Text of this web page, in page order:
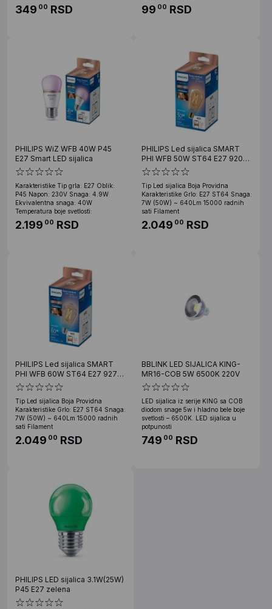
349 00 RSD 99 00 RSD
PHILIPS WiZ WFB 40W P45
E27 Smart LED sijalica
Karakteristike Tip grla: E27 Oblik:
P45 Napon: 230V Snaga: 4.9W
Ekvivalentna snaga: 40W
Temperatura boje svetlosti:
2.199 00 RSD
PHILIPS Led sijalica SMART
PHI WFB 50W ST64 E27 920-
50 Amb 1PF/6
Tip Led sijalica Boja Providna
Karakteristike Grlo: E27 ST64 Snaga:
7W (50W) ~ 640Lm 15000 radnih
sati Filament
2.049 00 RSD
PHILIPS Led sijalica SMART
PHI WFB 60W ST64 E27 927-
65 CL 1PF/6
Tip Led sijalica Boja Providna
Karakteristike Grlo: E27 ST64 Snaga:
7W (50W) ~ 640Lm 15000 radnih
sati Filament
2.049 00 RSD
BBLINK LED SIJALICA KING-
MR16-COB 5W 6500K 220V
LED sijalica iz serije KING sa COB
diodom snage 5w i hladno bele boje
svetlosti – 6500K. LED sijalica u
potpunosti
749 00 RSD
PHILIPS LED sijalica 3.1W(25W)
P45 E27 zelena